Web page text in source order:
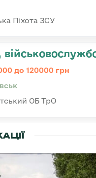
Піхота ЗСУ
до 120000 грн
ОБ ТрО